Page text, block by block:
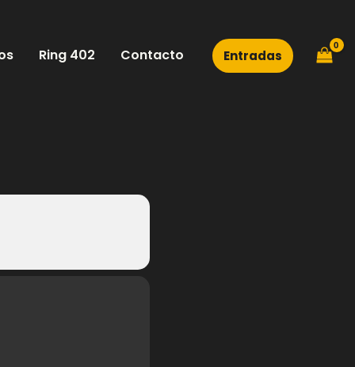
Ring 402 Contacto Entradas